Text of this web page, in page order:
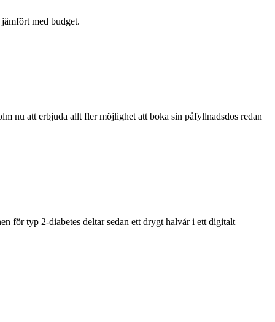
med budget.
nu att erbjuda allt fler möjlighet att boka sin påfyllnadsdos redan
för typ 2-diabetes deltar sedan ett drygt halvår i ett digitalt